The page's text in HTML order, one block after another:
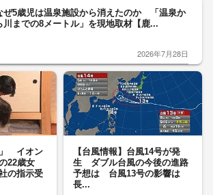
ぜ5歳児は温泉施設から消えたのか 「温泉か
川までの8メートル」を現地取材【鹿...
2026年7月28日
」 イオン
22歳女
の指示受
【台風情報】台風14号が発
生 ダブル台風の今後の進路
予想は 台風13号の影響は
長...